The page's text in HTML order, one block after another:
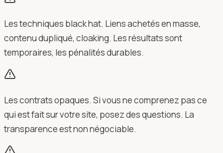
Les techniques black hat. Liens achetés en masse,
contenu dupliqué, cloaking. Les résultats sont
temporaires, les pénalités durables.
Les contrats opaques. Si vous ne comprenez pas ce
qui est fait sur votre site, posez des questions. La
transparence est non négociable.